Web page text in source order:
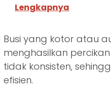
Lengkapnya
Busi yang kotor atau
menghasilkan
tidak konsisten,
efisien.